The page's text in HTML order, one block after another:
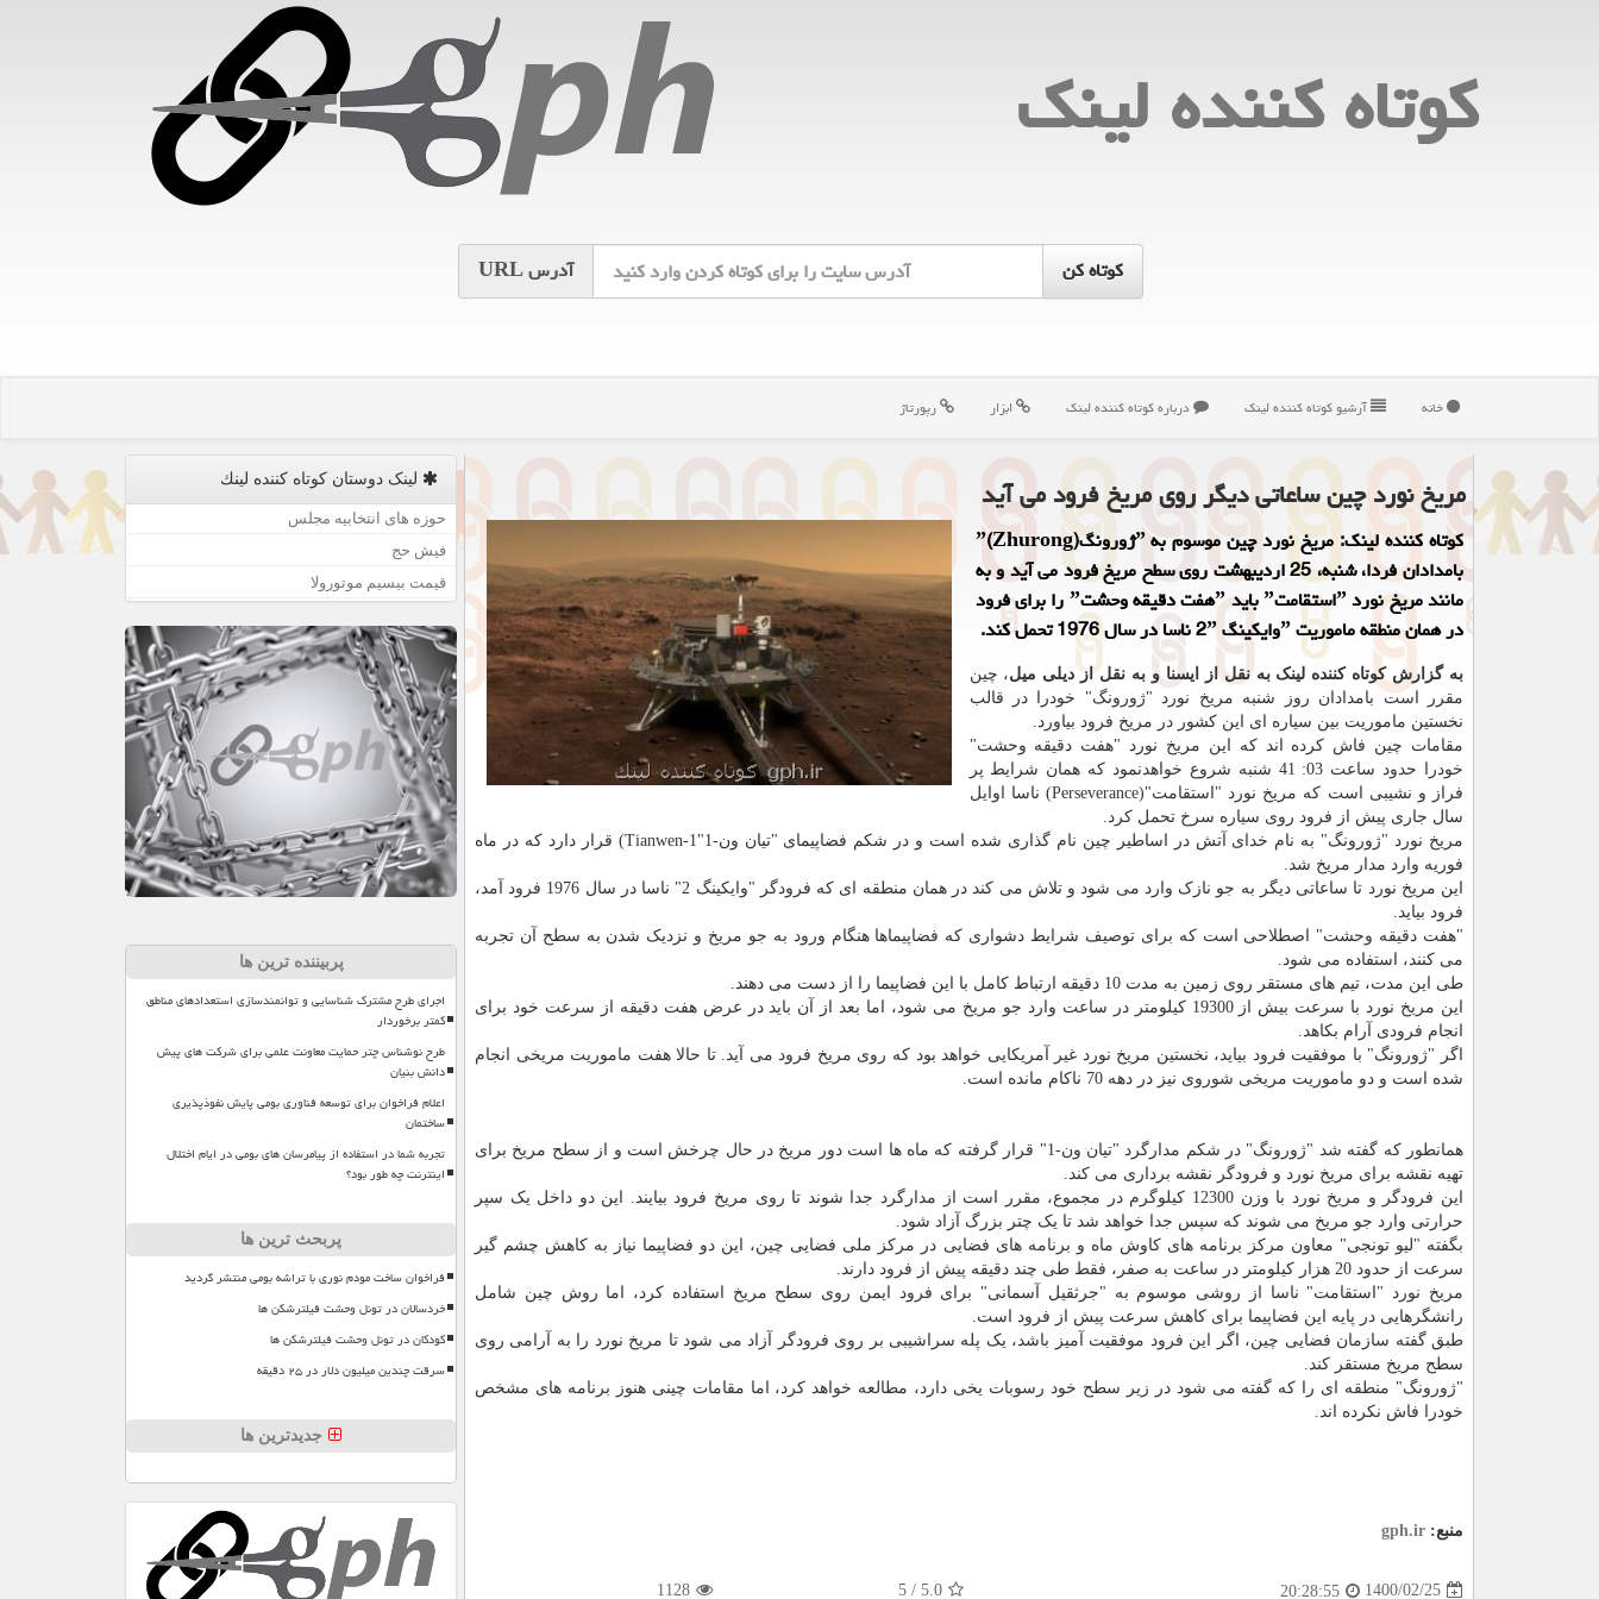
كوتاه كننده لینك
آدرسURL
خانه آرشیو كوتاه كننده لینك درباره كوتاه كننده لینك ابزار رپورتاژ
مریخ نورد چین ساعاتی دیگر روی مریخ فرود می آید
کوتاه کننده لینک: مریخ نورد چین موسوم به ˮژورونگˮ(Zhurong)
بامدادان فردا، شنبه، 25 اردیبهشت روی سطح مریخ فرود می آید و به
مانند مریخ نورد ˮاستقامتˮ باید ˮهفت دقیقه وحشتˮ را برای فرود
در همان منطقه ماموریت ˮوایکینگ 2ˮ ناسا در سال 1976 تحمل کند.
به گزارش کوتاه کننده لینک به نقل از ایسنا و به نقل از دیلی میل، چین
مقرر است بامدادان روز شنبه مریخ نورد "ژورونگ" خودرا در قالب
نخستین ماموریت بین سیاره ای این کشور در مریخ فرود بیاورد.
مقامات چین فاش کرده اند که این مریخ نورد "هفت دقیقه وحشت"
خودرا حدود ساعت 03: 41 شنبه شروع خواهدنمود که همان شرایط پر
فراز و نشیبی است که مریخ نورد "استقامت"(Perseverance) ناسا اوایل
سال جاری پیش از فرود روی سیاره سرخ تحمل کرد.
مریخ نورد "ژورونگ" به نام خدای آتش در اساطیر چین نام گذاری شده است و در شکم فضاپیمای "تیان ون-1"Tianwen-1) قرار دارد که در ماه
فوریه وارد مدار مریخ شد.
این مریخ نورد تا ساعاتی دیگر به جو نازک وارد می شود و تلاش می کند در همان منطقه ای که فرودگر "وایکینگ 2" ناسا در سال 1976 فرود آمد،
فرود بیاید.
"هفت دقیقه وحشت" اصطلاحی است که برای توصیف شرایط دشواری که فضاپیماها هنگام ورود به جو مریخ و نزدیک شدن به سطح آن تجربه
می کنند، استفاده می شود.
طی این مدت، تیم های مستقر روی زمین به مدت 10 دقیقه ارتباط کامل با این فضاپیما را از دست می دهند.
این مریخ نورد با سرعت بیش از 19300 کیلومتر در ساعت وارد جو مریخ می شود، اما بعد از آن باید در عرض هفت دقیقه از سرعت خود برای
انجام فرودی آرام بکاهد.
اگر "ژورونگ" با موفقیت فرود بیاید، نخستین مریخ نورد غیر آمریکایی خواهد بود که روی مریخ فرود می آید. تا حالا هفت ماموریت مریخی انجام
شده است و دو ماموریت مریخی شوروی نیز در دهه 70 ناکام مانده است.
همانطور که گفته شد "ژورونگ" در شکم مدارگرد "تیان ون-1" قرار گرفته که ماه ها است دور مریخ در حال چرخش است و از سطح مریخ برای
تهیه نقشه برای مریخ نورد و فرودگر نقشه برداری می کند.
این فرودگر و مریخ نورد با وزن 12300 کیلوگرم در مجموع، مقرر است از مدارگرد جدا شوند تا روی مریخ فرود بیایند. این دو داخل یک سپر
حرارتی وارد جو مریخ می شوند که سپس جدا خواهد شد تا یک چتر بزرگ آزاد شود.
بگفته "لیو تونجی" معاون مرکز برنامه های کاوش ماه و برنامه های فضایی در مرکز ملی فضایی چین، این دو فضاپیما نیاز به کاهش چشم گیر
سرعت از حدود 20 هزار کیلومتر در ساعت به صفر، فقط طی چند دقیقه پیش از فرود دارند.
مریخ نورد "استقامت" ناسا از روشی موسوم به "جرثقیل آسمانی" برای فرود ایمن روی سطح مریخ استفاده کرد، اما روش چین شامل
رانشگرهایی در پایه این فضاپیما برای کاهش سرعت پیش از فرود است.
طبق گفته سازمان فضایی چین، اگر این فرود موفقیت آمیز باشد، یک پله سراشیبی بر روی فرودگر آزاد می شود تا مریخ نورد را به آرامی روی
سطح مریخ مستقر کند.
"ژورونگ" منطقه ای را که گفته می شود در زیر سطح خود رسوبات یخی دارد، مطالعه خواهد کرد، اما مقامات چینی هنوز برنامه های مشخص
خودرا فاش نکرده اند.
منبع: gph.ir
1400/02/25
20:28:55
5.0
/
5
1128
لینک دوستان كوتاه كننده لینك
حوزه های انتخابیه مجلس
فیش حج
قیمت بیسیم موتورولا
پربیننده ترین ها
اجرای طرح مشترک شناسایی و توانمندسازی استعدادهای مناطق
کمتر برخوردار
طرح نوشناس چتر حمایت معاونت علمی برای شرکت های پیش
دانش بنیان
اعلام فراخوان برای توسعه فناوری بومی پایش نفوذپذیری
ساختمان
تجربه شما در استفاده از پیامرسان های بومی در ایام اختلال
اینترنت چه طور بود؟
پربحث ترین ها
فراخوان ساخت مودم نوری با تراشه بومی منتشر گردید
خردسالان در تونل وحشت فیلترشکن ها
کودکان در تونل وحشت فیلترشکن ها
سرقت چندین میلیون دلار در ۲۵ دقیقه
جدیدترین ها